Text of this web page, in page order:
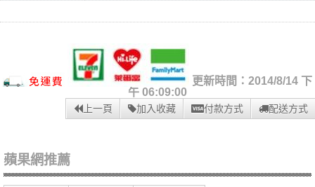
更新時間：2014/8/14 下
午 06:09:00
上一頁 加入收藏 付款方式 配送方式
蘋果網推薦